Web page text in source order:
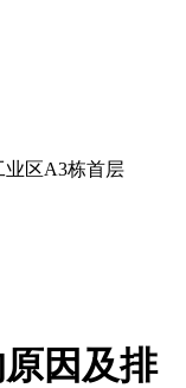
业区A3栋首层
因及排